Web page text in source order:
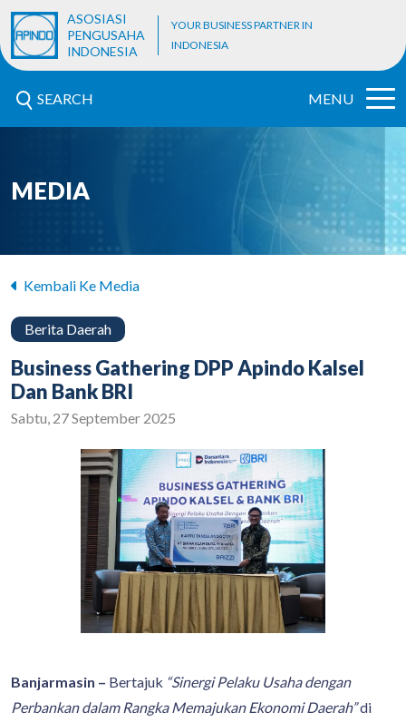
ASOSIASI
PENGUSAHA
INDONESIA
YOUR BUSINESS PARTNER IN
INDONESIA
SEARCH MENU
MEDIA
Kembali Ke Media
Berita Daerah
Business Gathering DPP Apindo Kalsel
Dan Bank BRI
Sabtu, 27 September 2025
Banjarmasin – Bertajuk “Sinergi Pelaku Usaha dengan
Perbankan dalam Rangka Memajukan Ekonomi Daerah”di